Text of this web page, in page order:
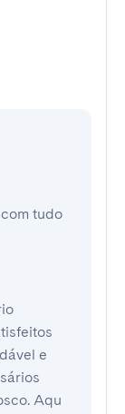
tudo
e
Aqu